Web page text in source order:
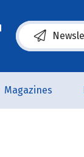
(s’ouvre dans
Magazines